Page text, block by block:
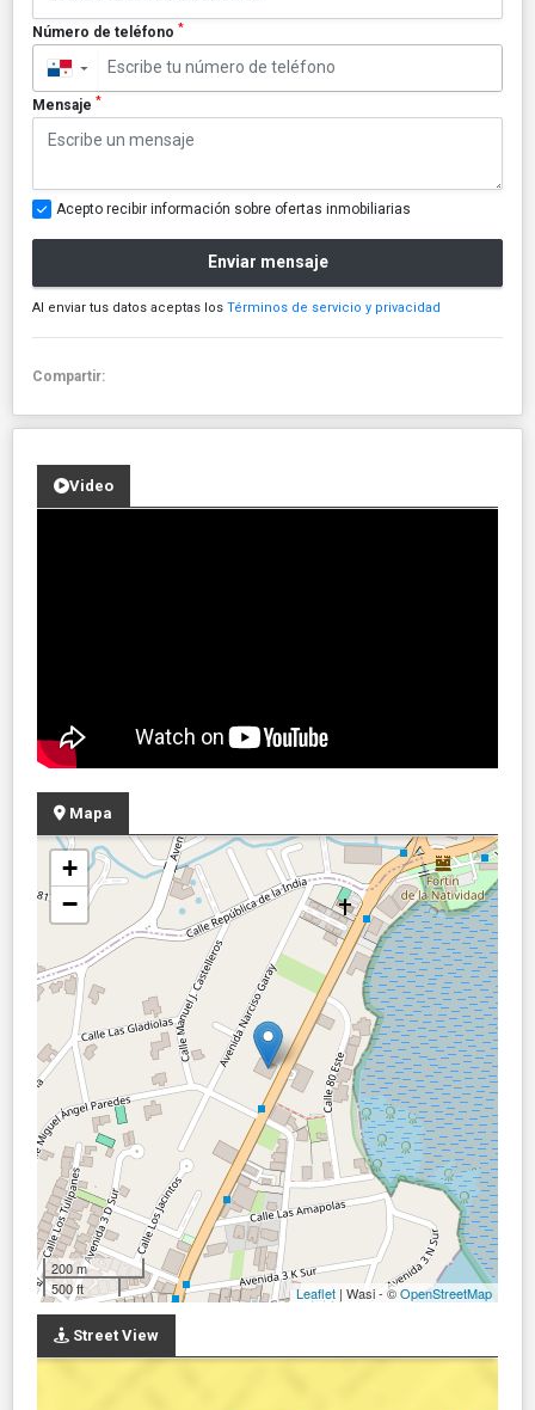
Número de teléfono *
▼
Mensaje *
Acepto recibir información sobre ofertas inmobiliarias
Enviar mensaje
Al enviar tus datos aceptas los Términos de servicio y privacidad
Compartir:
Video
Mapa
+
−
200 m
500 ft
Leaflet | Wasi - ©OpenStreetMap
Street View